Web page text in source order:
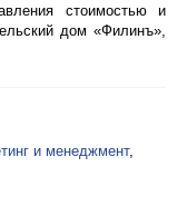
стоимостью и
дом «Филинъ»,
и менеджмент,